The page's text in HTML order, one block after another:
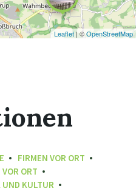
Leaflet | ©OpenStreetMap
FIRMEN VOR ORT
ORT
UND KULTUR